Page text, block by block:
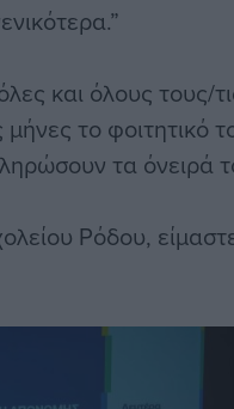
και όλους τους/
τo φοιτητικό
τα όνειρά
Ρόδου,